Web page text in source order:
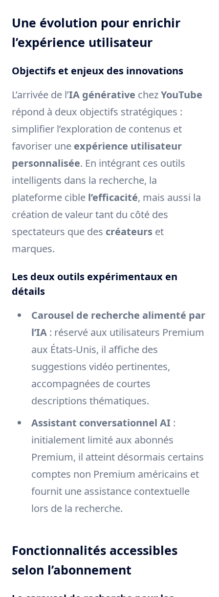
Une évolution pour enrichir
l’expérience utilisateur
Objectifs et enjeux des innovations
L’arrivée de l’IA générative chezYouTube
répond à deux objectifs stratégiques :
simplifier l’exploration de contenus et
favoriser une expérience utilisateur
personnalisée. En intégrant ces outils
intelligents dans la recherche, la
plateforme cible l’efficacité, mais aussi la
création de valeur tant du côté des
spectateurs que des créateurs et
marques.
Les deux outils expérimentaux en
détails
Carousel de recherche alimenté par
l’IA : réservé aux utilisateurs Premium
aux États-Unis, il affiche des
suggestions vidéo pertinentes,
accompagnées de courtes
descriptions thématiques.
Assistant conversationnel AI :
initialement limité aux abonnés
Premium, il atteint désormais certains
comptes non Premium américains et
fournit une assistance contextuelle
lors de la recherche.
Fonctionnalités accessibles
selon l’abonnement